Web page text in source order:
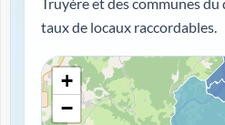
taux de locaux raccordables.
+
−